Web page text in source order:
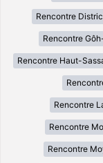
Rencontre
Rencontre
Rencontre Haut-
Rencontre
Rencontre
Rencontre